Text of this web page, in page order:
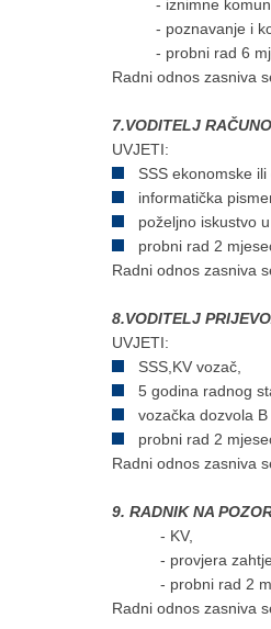
- iznimne
- poznavanje i
- probni rad 6
Radni odnos zasniva
7.VODITELJ
UVJETI:
SSS ekonomske
informatička
poželjno iskustvo
probni rad 2
Radni odnos zasniva
8.VODITELJ
UVJETI:
SSS,KV vozač,
5 godina radnog
vozačka dozvola B
probni rad 2
Radni odnos zasniva
9. RADNIK NA
- KV,
- provjera
- probni rad 2
Radni odnos zasniva